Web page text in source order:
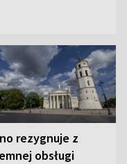
rezygnuje z
obsługi